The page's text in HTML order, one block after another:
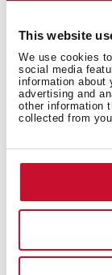
This website
We use cookies
social media
information about
advertising and
other information
collected from
Cu ajutorul
menține